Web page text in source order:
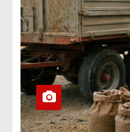
i
c
o
l